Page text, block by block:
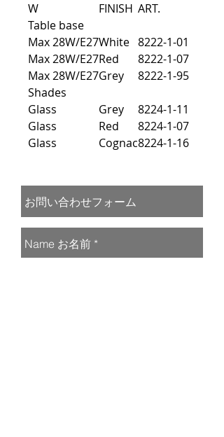
W FINISH ART.
Table base
Max 28W/E27White 8222-1-01
Max 28W/E27Red
8222-1-07
Max 28W/E27Grey
8222-1-95
Shades
Glass
Grey
8224-1-11
Glass
Red
8224-1-07
Glass
Cognac8224-1-16